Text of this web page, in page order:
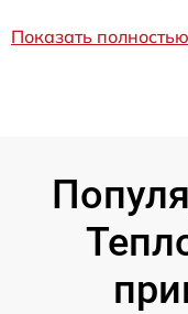
Показать полностью